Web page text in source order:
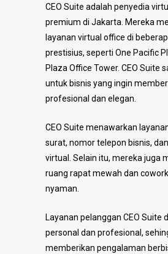
CEO Suite adalah penyedia
premium di Jakarta. Mereka
layanan virtual office di
prestisius, seperti One Pacific
Plaza Office Tower. CEO Suite
untuk bisnis yang ingin
profesional dan elegan.
CEO Suite menawarkan
surat, nomor telepon bisnis,
virtual. Selain itu, mereka juga
ruang rapat mewah dan
nyaman.
Layanan pelanggan CEO Suite
personal dan profesional,
memberikan pengalaman